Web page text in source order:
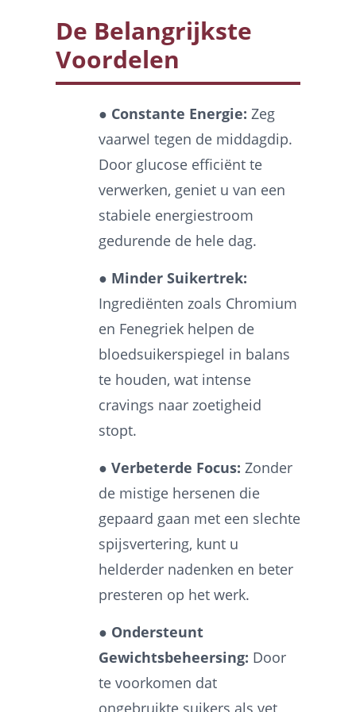
De Belangrijkste
Voordelen
● Constante Energie: Zeg
vaarwel tegen de middagdip.
Door glucose efficiënt te
verwerken, geniet u van een
stabiele energiestroom
gedurende de hele dag.
● Minder Suikertrek:
Ingrediënten zoals Chromium
en Fenegriek helpen de
bloedsuikerspiegel in balans
te houden, wat intense
cravings naar zoetigheid
stopt.
● Verbeterde Focus: Zonder
de mistige hersenen die
gepaard gaan met een slechte
spijsvertering, kunt u
helderder nadenken en beter
presteren op het werk.
● Ondersteunt
Gewichtsbeheersing: Door
te voorkomen dat
ongebruikte suikers als vet